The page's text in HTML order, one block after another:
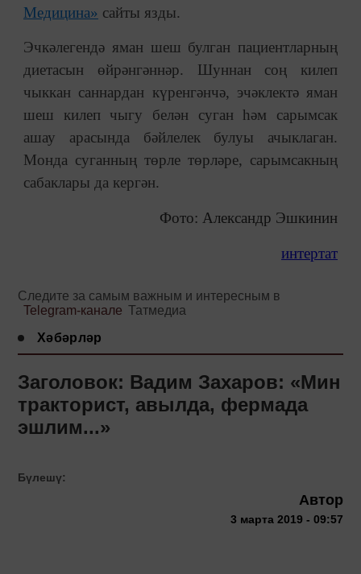
Медицина» сайты язды.
Эчкәлегендә яман шеш булган пациентларның
диетасын өйрәнгәннәр. Шуннан соң килеп
чыккан саннардан күренгәнчә, эчәклектә яман
шеш килеп чыгу белән суган һәм сарымсак
ашау арасында бәйлелек булуы ачыклаган.
Монда суганның төрле төрләре, сарымсакның
сабаклары да кергән.
Фото: Александр Эшкинин
интертат
Следите за самым важным и интересным в
Telegram-канале Татмедиа
Хәбәрләр
Заголовок: Вадим Захаров: «Мин
тракторист, авылда, фермада
эшлим...»
Бүлешү:
Автор
3 марта 2019 - 09:57